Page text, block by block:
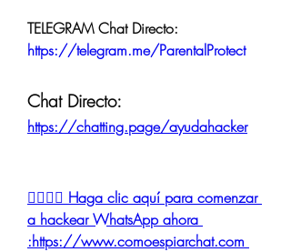
TELEGRAM Chat Directo:
https://telegram.me/ParentalProtect
Chat Directo:
https://chatting.page/ayudahacker
👉🏻👉🏻 Haga clic aquí para comenzar
a hackear WhatsApp ahora
:https://www.comoespiarchat.com